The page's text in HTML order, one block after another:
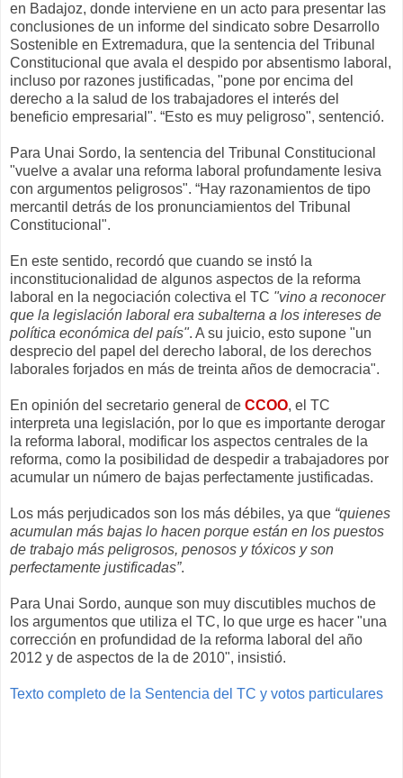
en Badajoz, donde interviene en un acto para presentar las
conclusiones de un informe del sindicato sobre Desarrollo
Sostenible en Extremadura, que la sentencia del Tribunal
Constitucional que avala el despido por absentismo laboral,
incluso por razones justificadas, "pone por encima del
derecho a la salud de los trabajadores el interés del
beneficio empresarial". “Esto es muy peligroso", sentenció.
Para Unai Sordo, la sentencia del Tribunal Constitucional
"vuelve a avalar una reforma laboral profundamente lesiva
con argumentos peligrosos". “Hay razonamientos de tipo
mercantil detrás de los pronunciamientos del Tribunal
Constitucional".
En este sentido, recordó que cuando se instó la
inconstitucionalidad de algunos aspectos de la reforma
laboral en la negociación colectiva el TC "vino a reconocer
que la legislación laboral era subalterna a los intereses de
política económica del país". A su juicio, esto supone "un
desprecio del papel del derecho laboral, de los derechos
laborales forjados en más de treinta años de democracia".
En opinión del secretario general de CCOO, el TC
interpreta una legislación, por lo que es importante derogar
la reforma laboral, modificar los aspectos centrales de la
reforma, como la posibilidad de despedir a trabajadores por
acumular un número de bajas perfectamente justificadas.
Los más perjudicados son los más débiles, ya que “quienes
acumulan más bajas lo hacen porque están en los puestos
de trabajo más peligrosos, penosos y tóxicos y son
perfectamente justificadas”.
Para Unai Sordo, aunque son muy discutibles muchos de
los argumentos que utiliza el TC, lo que urge es hacer "una
corrección en profundidad de la reforma laboral del año
2012 y de aspectos de la de 2010", insistió.
Texto completo de la Sentencia del TC y votos particulares